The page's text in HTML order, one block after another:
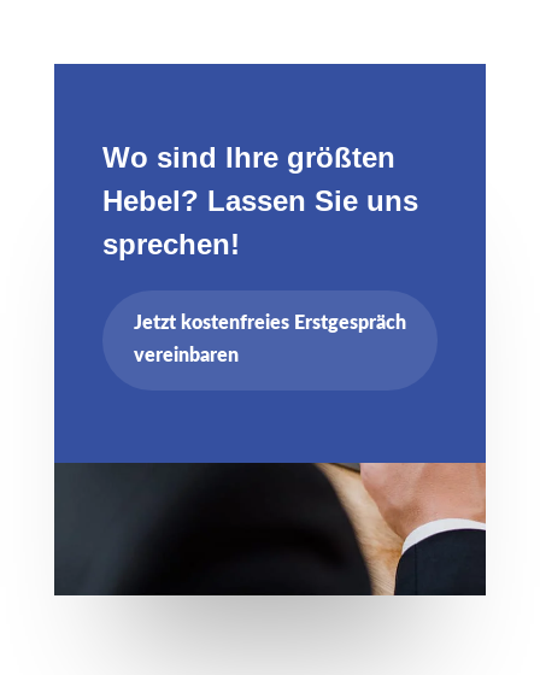
Wo sind Ihre größten
Hebel? Lassen Sie uns
sprechen!
Jetzt kostenfreies Erstgespräch
vereinbaren